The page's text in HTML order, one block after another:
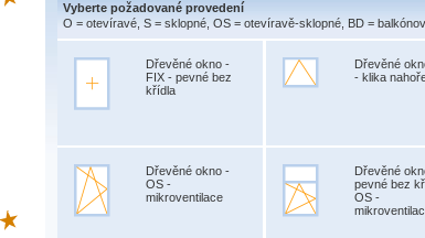
Vyberte požadované provedení
O = otevíravé, S = sklopné, OS = otevíravě-sklopné, BD =
Dřevěné okno -
FIX - pevné bez
křídla
Dřevěné
- klika
Dřevěné okno -
OS -
mikroventilace
Dřevěné
pevné bez
OS -